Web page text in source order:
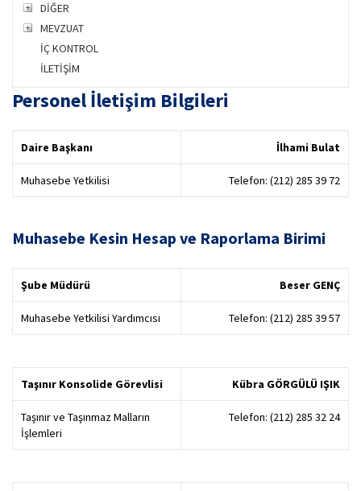
DİĞER
MEVZUAT
İÇ KONTROL
İLETİŞİM
Personel İletişim Bilgileri
Daire Başkanı İlhami Bulat
Muhasebe Yetkilisi Telefon: (212) 285 39 72
Muhasebe Kesin Hesap ve Raporlama Birimi
Şube Müdürü Beser GENÇ
Muhasebe Yetkilisi Yardımcısı Telefon: (212) 285 39 57
Taşınır Konsolide Görevlisi Kübra GÖRGÜLÜ IŞIK
Taşınır ve Taşınmaz Malların
İşlemleri
Telefon: (212) 285 32 24